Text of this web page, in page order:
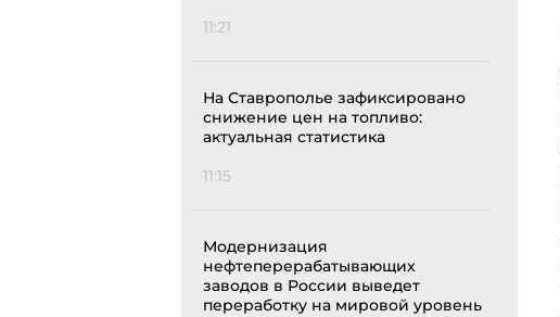
11:21
На Ставрополье зафиксировано
снижение цен на топливо:
актуальная статистика
11:15
Модернизация
нефтеперерабатывающих
заводов в России выведет
переработку на мировой уровень